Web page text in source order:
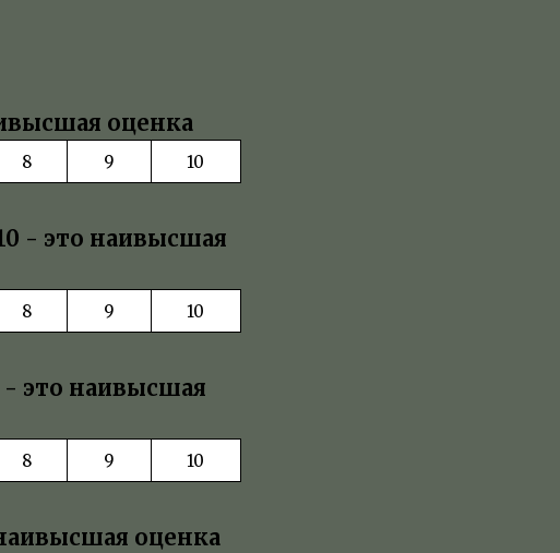
оценка
8 9 10
- это наивысшая
8 9 10
- это наивысшая
8 9 10
оценка